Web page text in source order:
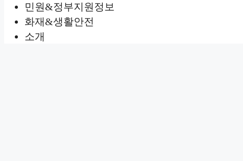
민원&정부지원정보
화재&생활안전
소개